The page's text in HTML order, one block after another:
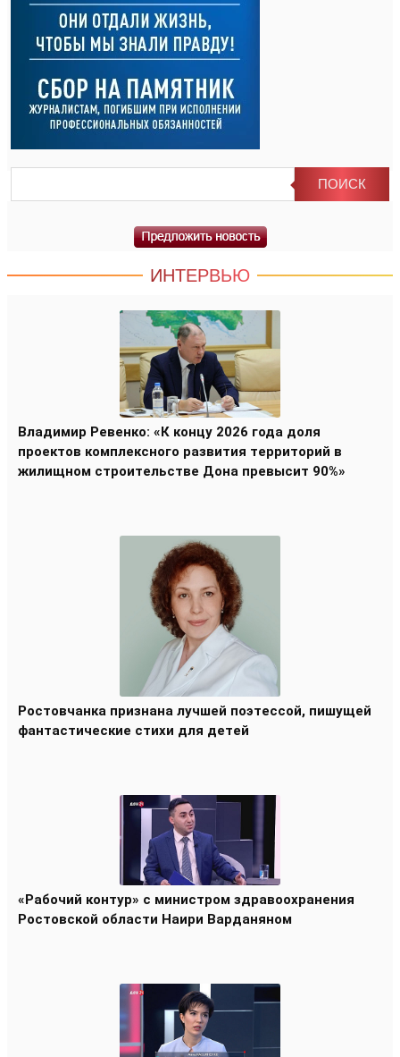
ИНТЕРВЬЮ
Владимир Ревенко: «К концу 2026 года доля
проектов комплексного развития территорий в
жилищном строительстве Дона превысит 90%»
Ростовчанка признана лучшей поэтессой, пишущей
фантастические стихи для детей
«Рабочий контур» с министром здравоохранения
Ростовской области Наири Варданяном